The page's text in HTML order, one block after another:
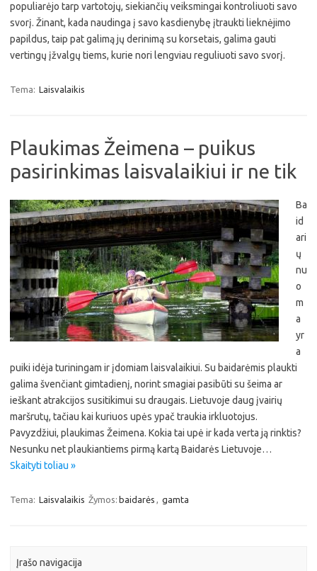
populiarėjo tarp vartotojų, siekiančių veiksmingai kontroliuoti savo
svorį. Žinant, kada naudinga į savo kasdienybę įtraukti lieknėjimo
papildus, taip pat galimą jų derinimą su korsetais, galima gauti
vertingų įžvalgų tiems, kurie nori lengviau reguliuoti savo svorį.
Tema: Laisvalaikis
Plaukimas Žeimena – puikus
pasirinkimas laisvalaikiui ir ne tik
Ba
id
ari
ų
nu
o
m
a
yr
a
puiki idėja turiningam ir įdomiam laisvalaikiui. Su baidarėmis plaukti
galima švenčiant gimtadienį, norint smagiai pasibūti su šeima ar
ieškant atrakcijos susitikimui su draugais. Lietuvoje daug įvairių
maršrutų, tačiau kai kuriuos upės ypač traukia irkluotojus.
Pavyzdžiui, plaukimas Žeimena. Kokia tai upė ir kada verta ją rinktis?
Nesunku net plaukiantiems pirmą kartą Baidarės Lietuvoje…
Skaityti toliau »
Tema: Laisvalaikis Žymos: baidarės , gamta
Įrašo navigacija